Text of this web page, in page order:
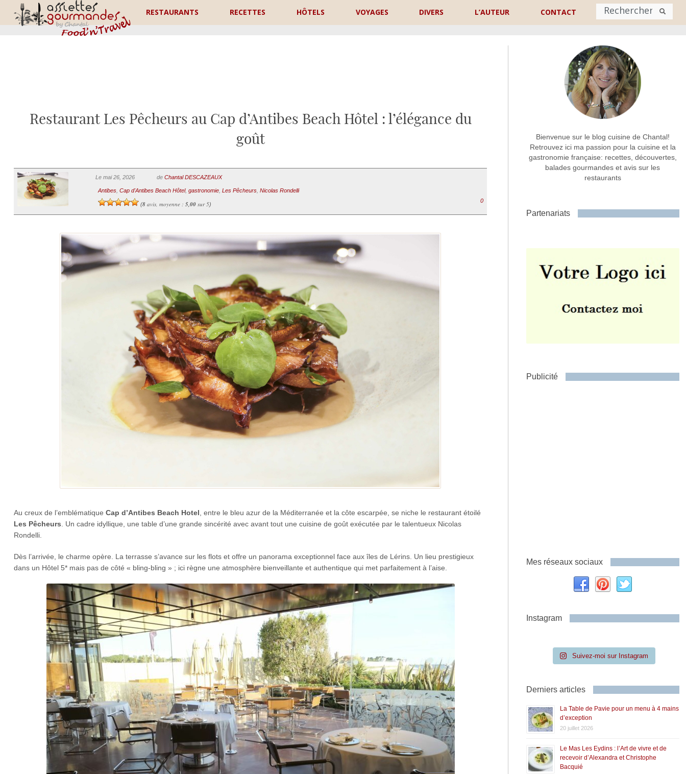
RESTAURANTS RECETTES HÔTELS VOYAGES DIVERS L’AUTEUR CONTACT
Nom
Commentaire ou message *
Restaurant Les Pêcheurs au Cap d’Antibes Beach Hôtel : l’élégance du
goût
Le mai 26, 2026 de Chantal DESCAZEAUX
Antibes, Cap d'Antibes Beach Hôtel, gastronomie, Les Pêcheurs, Nicolas Rondelli
(8 avis, moyenne : 5,00sur 5)
0
Au creux de l’emblématique Cap d’Antibes Beach Hotel , entre le bleu azur de la Méditerranée et la côte escarpée, se niche le restaurant étoilé
Les Pêcheurs . Un cadre idyllique, une table d’une grande sincérité avec avant tout une cuisine de goût exécutée par le talentueux Nicolas
Rondelli.
Dès l’arrivée, le charme opère. La terrasse s’avance sur les flots et offre un panorama exceptionnel face aux îles de Lérins. Un lieu prestigieux
dans un Hôtel 5* mais pas de côté « bling-bling » ; ici règne une atmosphère bienveillante et authentique qui met parfaitement à l’aise.
Bienvenue sur le blog cuisine de Chantal!
Retrouvez ici ma passion pour la cuisine et la
gastronomie française: recettes, découvertes,
balades gourmandes et avis sur les
restaurants
Partenariats
Publicité
Mes réseaux sociaux
Instagram
Suivez-moi sur Instagram
Derniers articles
La Table de Pavie pour un menu à 4 mains
d’exception
20 juillet 2026
Le Mas Les Eydins : l’Art de vivre et de
recevoir d’Alexandra et Christophe
Bacquié